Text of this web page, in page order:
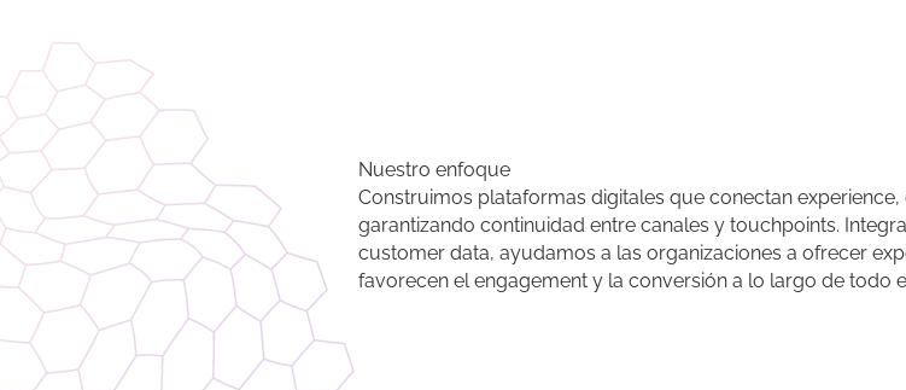
Nuestro enfoque
Construimos plataformas digitales que conectan experience,
garantizando continuidad entre canales y touchpoints.
customer data, ayudamos a las organizaciones a ofrecer
favorecen el engagement y la conversión a lo largo de todo